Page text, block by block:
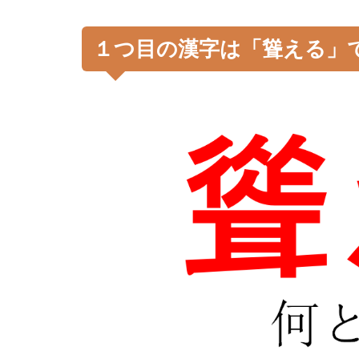
１つ目の漢字は「聳える」